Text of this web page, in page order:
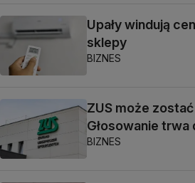
Upały windują
sklepy
BIZNES
ZUS może
Głosowanie trwa
BIZNES